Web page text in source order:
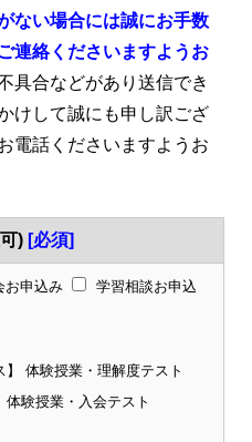
ない場合には誠にお手数
連絡くださいますようお
具合などがあり送信でき
けして誠にも申し訳ござ
電話くださいますようお
) [必須]
お申込み
学習相談お申込
】 体験授業・理解度テスト
体験授業・入会テスト